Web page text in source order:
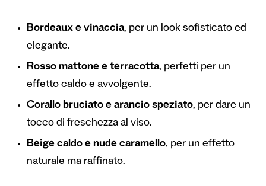
Bordeaux e vinaccia, per un look sofisticato ed
elegante.
Rosso mattone e terracotta, perfetti per un
effetto caldo e avvolgente.
Corallo bruciato e arancio speziato, per dare un
tocco di freschezza al viso.
Beige caldo e nude caramello, per un effetto
naturale ma raffinato.